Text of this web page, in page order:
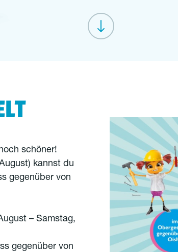
schöner!
kannst du
gegenüber von
– Samstag,
gegenüber von